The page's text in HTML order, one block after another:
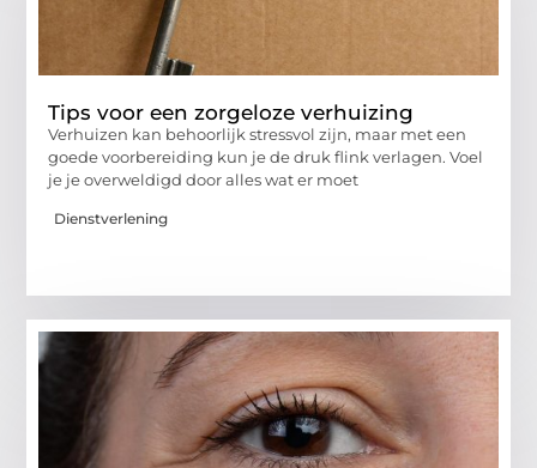
Tips voor een zorgeloze verhuizing
Verhuizen kan behoorlijk stressvol zijn, maar met een
goede voorbereiding kun je de druk flink verlagen. Voel
je je overweldigd door alles wat er moet
Dienstverlening